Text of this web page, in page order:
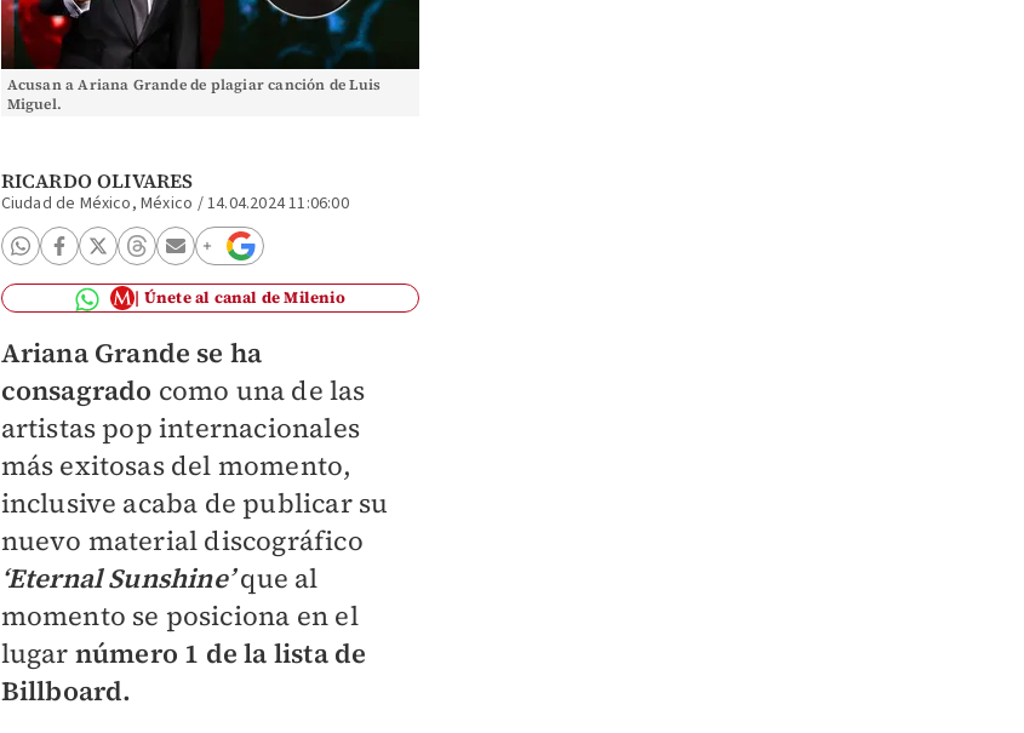
Acusan a Ariana Grande de plagiar canción de Luis
Miguel.
RICARDO OLIVARES
Ciudad de México, México /14.04.2024 11:06:00
Únete al canal de Milenio
Ariana Grande se ha
consagrado como una de las
artistas pop internacionales
más exitosas del momento,
inclusive acaba de publicar su
nuevo material discográfico
‘Eternal Sunshine’que al
momento se posiciona en el
lugar número 1 de la lista de
Billboard.